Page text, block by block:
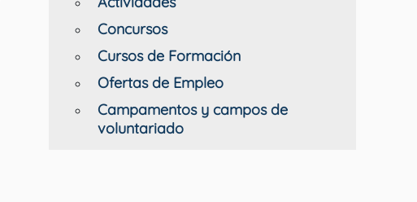
Concursos
Cursos de Formación
Ofertas de Empleo
Campamentos y campos de
voluntariado